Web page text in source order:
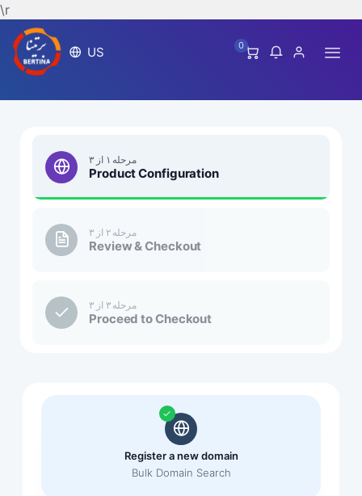
\r
US 0
مرحله ۱ از ۳
Product Configuration
مرحله ۲ از ۳
Review & Checkout
مرحله ۳ از ۳
Proceed to Checkout
Register a new domain
Bulk Domain Search